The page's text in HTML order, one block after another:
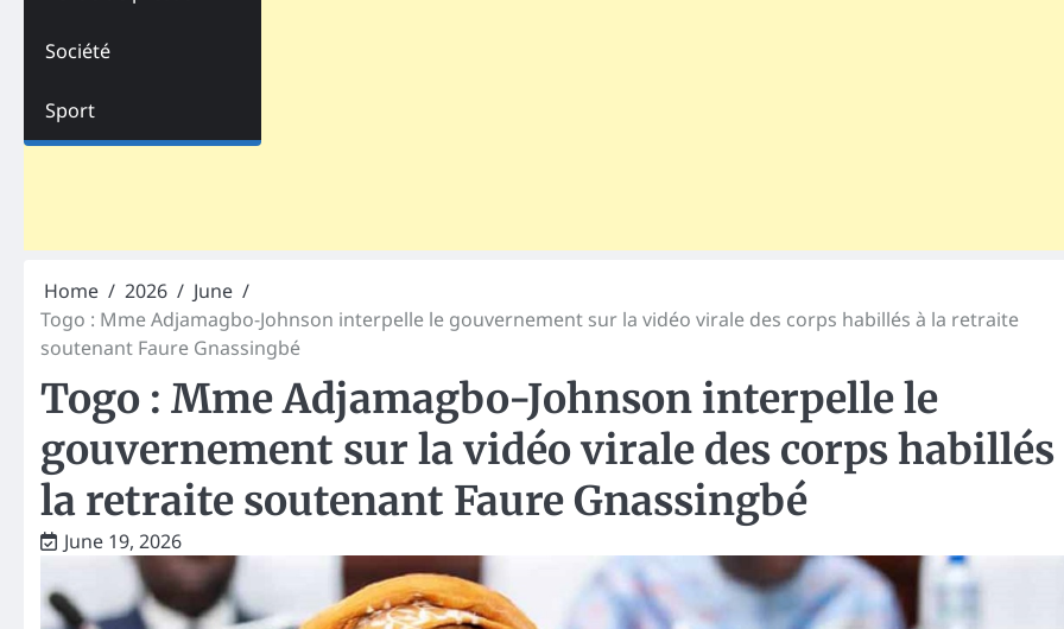
Société
Sport
Home 2026
June
Togo : Mme Adjamagbo-Johnson interpelle le gouvernement sur la vidéo virale des corps habillés à la retraite
soutenant Faure Gnassingbé
Togo : Mme Adjamagbo-Johnson interpelle le
gouvernement sur la vidéo virale des corps habillés
la retraite soutenant Faure Gnassingbé
June 19, 2026